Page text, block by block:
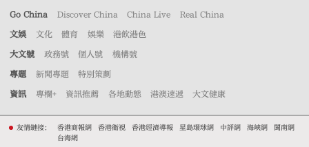
Go China Discover China China Live Real China
文娛 文化 體育 娛樂 港飲港色
大文號 政務號 個人號 機構號
專題 新聞專題 特別策劃
資訊 專欄+ 資訊推薦 各地動態 港澳速遞 大文健康
友情鏈接： 香港商報網 香港衛視 香港經濟導報 星島環球網 中評網 海峽網
閩南網
台海網